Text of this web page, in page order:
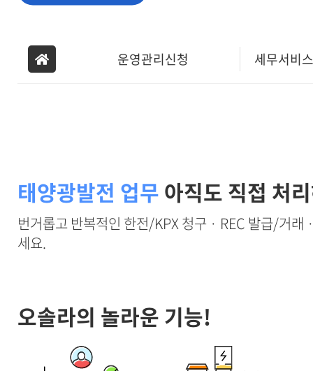
커뮤니티
운영관리신청 세무서비스
태양광발전 업무 아직도 직접 처
번거롭고 반복적인 한전/KPX 청구 · REC 발급/거
세요.
오솔라의 놀라운 기능!